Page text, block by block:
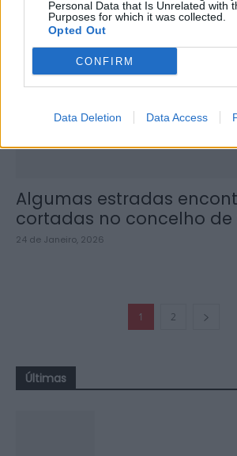
Personal Data that Is Unrelated with
Purposes for which it was collected.
Opted Out
CONFIRM
Data Deletion Data Access
25 de Janeiro, 2026
Algumas estradas
cortadas no concelho de
24 de Janeiro, 2026
1 2
Últimas